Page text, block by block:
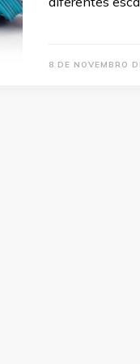
8 DE NOVEMBRO